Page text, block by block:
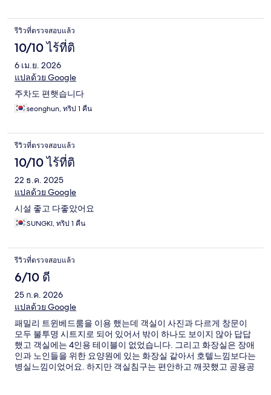
รีวิวที่ตรวจสอบแล้ว
10/10 ไร้ที่ติ
6 เม.ย. 2026
แปลด้วย Google
주차도 편햇습니다
seonghun, ทริป 1 คืน
รีวิวที่ตรวจสอบแล้ว
10/10 ไร้ที่ติ
22 ธ.ค. 2025
แปลด้วย Google
시설 좋고 다좋았어요
SUNGKI, ทริป 1 คืน
รีวิวที่ตรวจสอบแล้ว
6/10 ดี
25 ก.ค. 2026
แปลด้วย Google
패밀리 트윈베드룸을 이용 했는데 객실이 사진과 다르게 창문이
모두 불투명 시트지로 되어 있어서 밖이 하나도 보이지 않아 답답
했고 객실에는 4인용 테이블이 없었습니다. 그리고 화장실은 장애
인과 노인들을 위한 요양원에 있는 화장실 같아서 호텔느낌보다는
병실느낌이었어요. 하지만 객실침구는 편안하고 깨끗했고 공용공